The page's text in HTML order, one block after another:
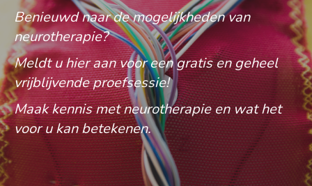
Benieuwd naar de mogelijkheden van
neurotherapie?
Meldt u hier aan voor een gratis en geheel
vrijblijvende proefsessie!
Maak kennis met neurotherapie en wat het
voor u kan betekenen.